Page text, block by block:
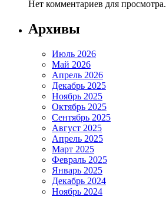
Нет комментариев для просмотра.
Архивы
Июль 2026
Май 2026
Апрель 2026
Декабрь 2025
Ноябрь 2025
Октябрь 2025
Сентябрь 2025
Август 2025
Апрель 2025
Март 2025
Февраль 2025
Январь 2025
Декабрь 2024
Ноябрь 2024